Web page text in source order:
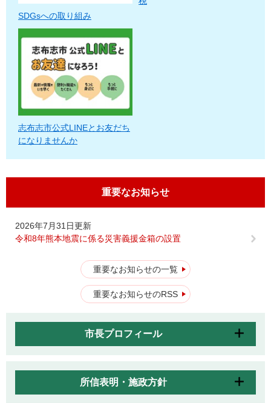
SDGsへの取り組み
志布志市公式LINEとお友だち
になりませんか
重要なお知らせ
2026年7月31日更新
令和8年熊本地震に係る災害義援金箱の設置
重要なお知らせの一覧
重要なお知らせのRSS
市長プロフィール
所信表明・施政方針